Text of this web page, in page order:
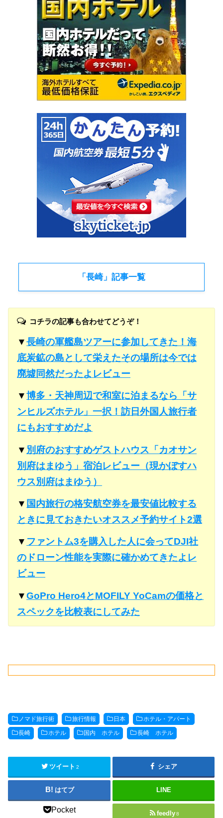
「長崎」記事一覧
コチラの記事も合わせてどうぞ！
▼長崎の軍艦島ツアーに参加してきた！海
底炭鉱の島として栄えたその場所は今では
廃墟同然だったよレビュー
▼博多・天神周辺で和室に泊まるなら「サ
ンヒルズホテル」一択！訪日外国人旅行者
にもおすすめだよ
▼ 別府のおすすめゲストハウス「カオサン
別府はまゆう」宿泊レビュー（現かぼすハ
ウス別府はまゆう）
▼ 国内旅行の格安航空券を最安値比較する
ときに見ておきたいオススメ予約サイト2選
▼ ファントム3を購入した人に会ってDJI社
のドローン性能を実際に確かめてきたよレ
ビュー
▼GoPro Hero4とMOFILY YoCamの価格と
スペックを比較表にしてみた
ノマド旅行術 旅行情報 日本 ホテル・アパート
長崎 ホテル 国内 ホテル 長崎 ホテル
ツイート 2 シェア
はてブ LINE
Pocket feedly 8